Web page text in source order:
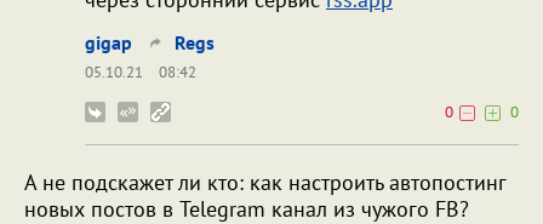
gigap Regs
05.10.21
08:42
0
0
А не подскажет ли кто: как настроить автопостинг
новых постов в Telegram канал из чужого FB?